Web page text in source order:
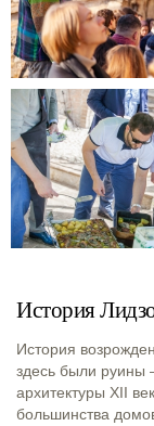
История
История
здесь были руины
архитектуры XII
большинства